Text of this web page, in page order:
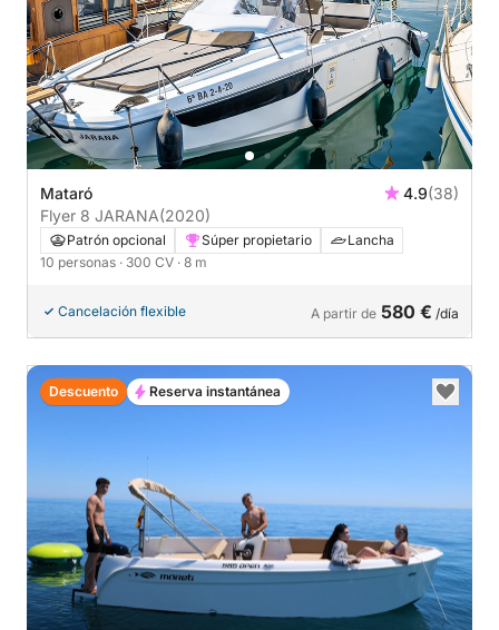
Mataró 4.9(38)
Flyer 8 JARANA(2020)
Patrón opcional Súper propietario
Lancha
10 personas · 300 CV · 8 m
Cancelación flexible A partir de 580 € /día
Descuento Reserva instantánea